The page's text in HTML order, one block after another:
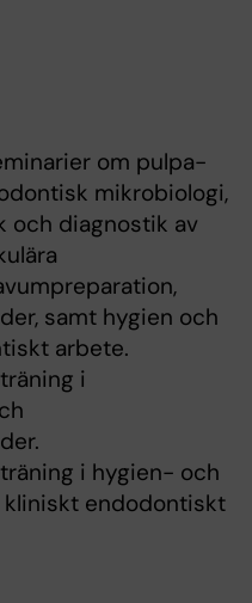
om pulpa-
mikrobiologi,
och diagnostik av
samt hygien och
arbete.
i
i hygien- och
endodontiskt